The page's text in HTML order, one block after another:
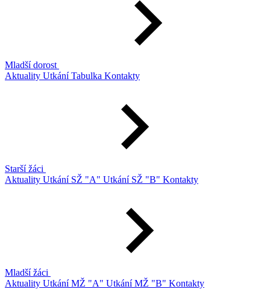
Mladší dorost
Aktuality UtkáníTabulka Kontakty
Starší žáci
Aktuality Utkání SŽ "A" Utkání SŽ "B" Kontakty
Mladší žáci
Aktuality Utkání MŽ "A" Utkání MŽ "B" Kontakty